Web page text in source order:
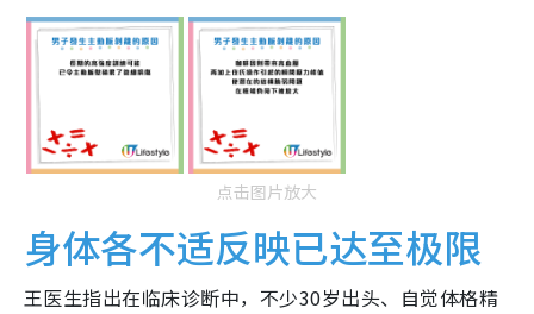
点击图片放大
身体各不适反映已达至极限
王医生指出在临床诊断中，不少30岁出头、自觉体格精